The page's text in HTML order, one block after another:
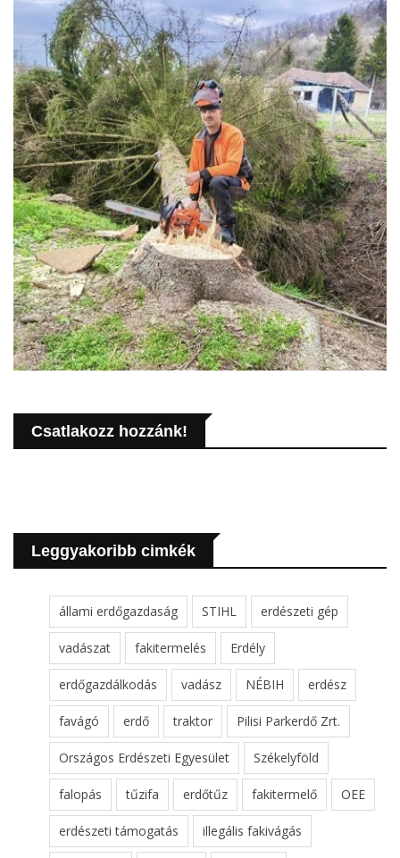
Csatlakozz hozzánk!
Leggyakoribb cimkék
állami erdőgazdaság STIHL erdészeti gép
vadászat fakitermelés Erdély
erdőgazdálkodás vadász NÉBIH erdész
favágó erdő traktor Pilisi Parkerdő Zrt.
Országos Erdészeti Egyesület Székelyföld
falopás tűzifa erdőtűz fakitermelő OEE
erdészeti támogatás illegális fakivágás